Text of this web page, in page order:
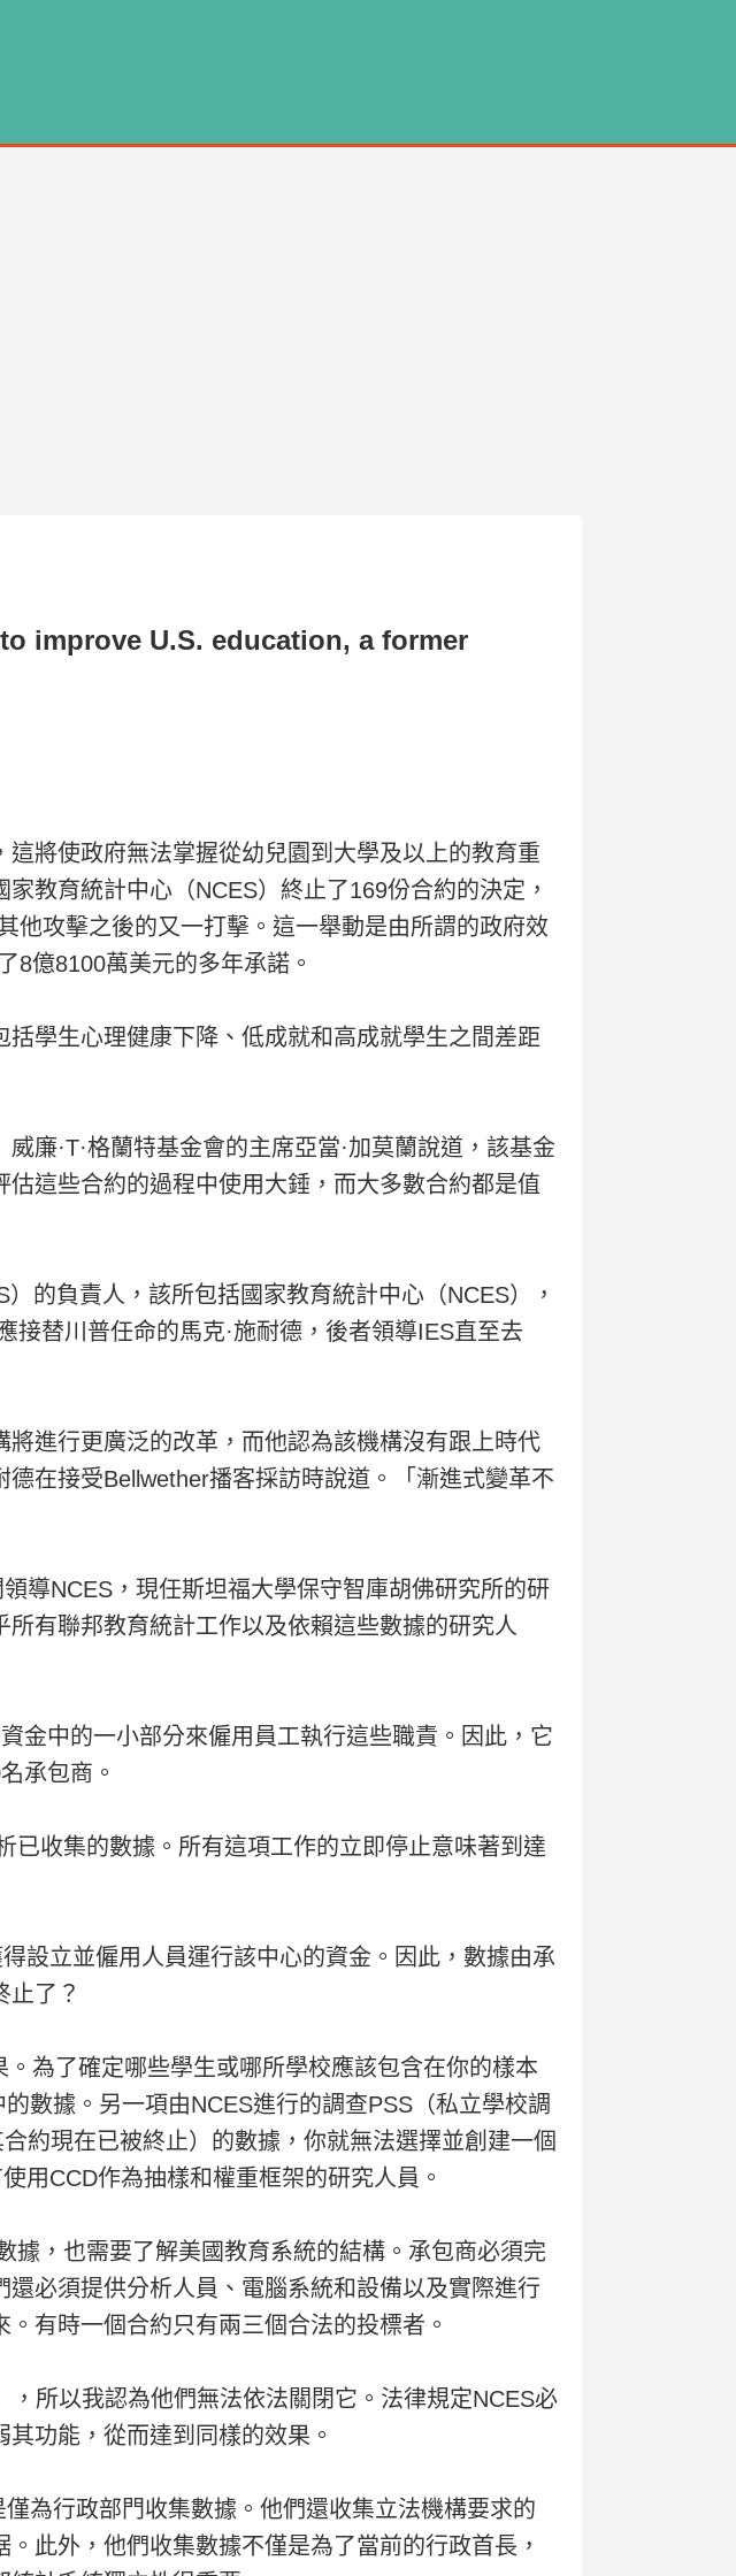
improve U.S. education, a former
將使政府無法掌握從幼兒園到大學及以上的教育重
教育統計中心（NCES）終止了169份合約的決定，
他攻擊之後的又一打擊。這一舉動是由所謂的政府效
8億8100萬美元的多年承諾。
學生心理健康下降、低成就和高成就學生之間差距
廉·T·格蘭特基金會的主席亞當·加莫蘭說道，該基金
這些合約的過程中使用大錘，而大多數合約都是值
的負責人，該所包括國家教育統計中心（NCES），
替川普任命的馬克·施耐德，後者領導IES直至去
進行更廣泛的改革，而他認為該機構沒有跟上時代
在接受Bellwether播客採訪時說道。「漸進式變革不
導NCES，現任斯坦福大學保守智庫胡佛研究所的研
有聯邦教育統計工作以及依賴這些數據的研究人
金中的一小部分來僱用員工執行這些職責。因此，它
承包商。
收集的數據。所有這項工作的立即停止意味著到達
設立並僱用人員運行該中心的資金。因此，數據由承
止了？
為了確定哪些學生或哪所學校應該包含在你的樣本
數據。另一項由NCES進行的調查PSS（私立學校調
約現在已被終止）的數據，你就無法選擇並創建一個
用CCD作為抽樣和權重框架的研究人員。
，也需要了解美國教育系統的結構。承包商必須完
必須提供分析人員、電腦系統和設備以及實際進行
有時一個合約只有兩三個合法的投標者。
所以我認為他們無法依法關閉它。法律規定NCES必
功能，從而達到同樣的效果。
為行政部門收集數據。他們還收集立法機構要求的
此外，他們收集數據不僅是為了當前的行政首長，